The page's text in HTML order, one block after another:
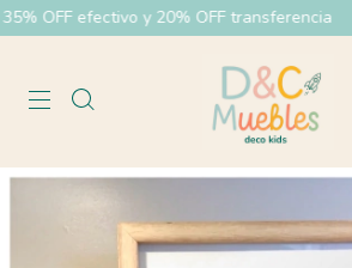
OFF efectivo y 20% OFF transferencia